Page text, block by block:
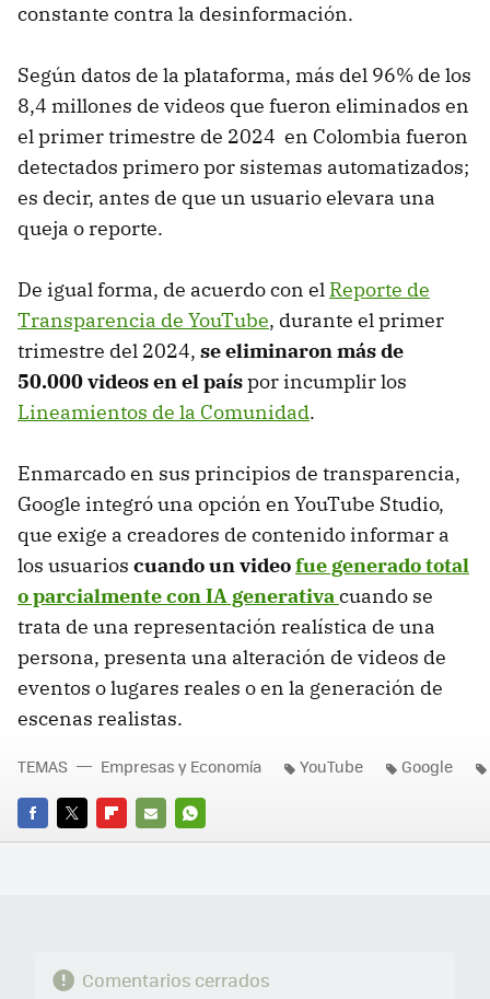
constante contra la desinformación.
Según datos de la plataforma, más del 96% de los
8,4 millones de videos que fueron eliminados en
el primer trimestre de 2024 en Colombia fueron
detectados primero por sistemas automatizados;
es decir, antes de que un usuario elevara una
queja o reporte.
De igual forma, de acuerdo con el Reporte de
Transparencia de YouTube, durante el primer
trimestre del 2024, se eliminaron más de
50.000 videos en el paíspor incumplir los
Lineamientos de la Comunidad.
Enmarcado en sus principios de transparencia,
Google integró una opción en YouTube Studio,
que exige a creadores de contenido informar a
los usuarios cuando un videofue generado total
o parcialmente con IA generativacuando se
trata de una representación realística de una
persona, presenta una alteración de videos de
eventos o lugares reales o en la generación de
escenas realistas.
FACEBOOK
TWITTERFLIPBOARD
E-
WHATSAPP
TEMAS Empresas y Economía YouTube Google
Comentarios cerrados